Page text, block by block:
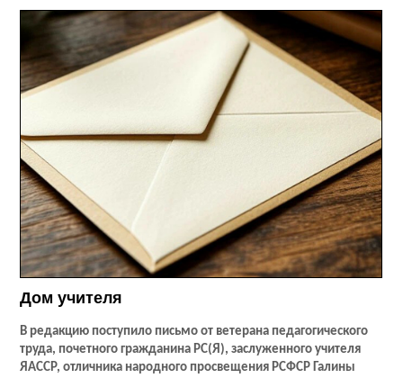
Дом учителя
В редакцию поступило письмо от ветерана педагогического
труда, почетного гражданина РС(Я), заслуженного учителя
ЯАССР, отличника народного просвещения РСФСР Галины